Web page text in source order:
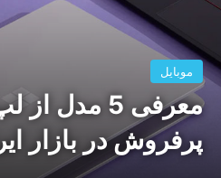
موبایل
معرفی 5 مدل
پرفروش در بازار